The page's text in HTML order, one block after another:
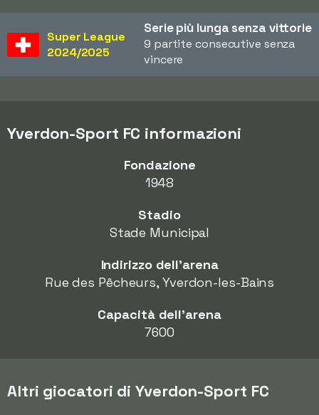
Super League
2024/2025
Serie più lunga senza vittorie
9 partite consecutive senza
vincere
Yverdon-Sport FC informazioni
Fondazione
1948
Stadio
Stade Municipal
Indirizzo dell'arena
Rue des Pêcheurs, Yverdon-les-Bains
Capacità dell'arena
7600
Altri giocatori di Yverdon-Sport FC